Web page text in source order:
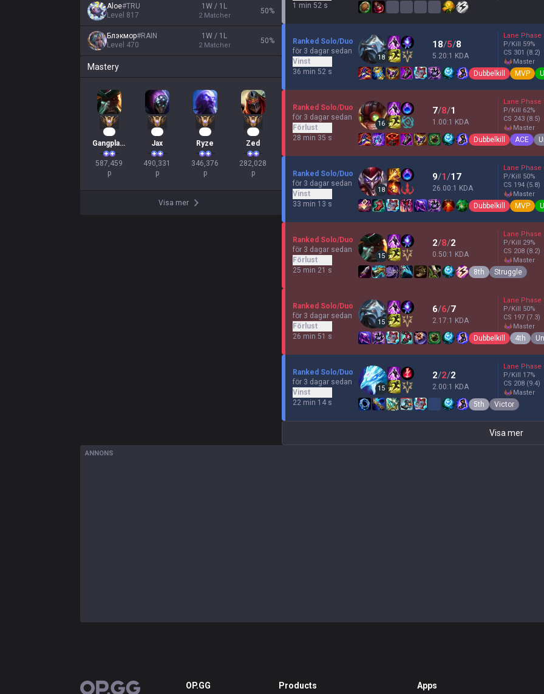
Aloe#TRU
Level 817
1W / 1L
2 Matcher
50%
Блэкмор#RAIN
Level 470
1W / 1L
2 Matcher
50%
Mastery
Gangplank
587,459
p
Jax
490,331
p
Ryze
346,376
p
Zed
282,028
p
Visa mer
1 min 52 s
Ranked Solo/Duo
för 3 dagar sedan
Vinst
36 min 52 s
18
18/5/8
5.20:1 KDA
Lane Phase
P/Kill 59%
CS 301 (8.2)
master
Dubbelkill MVP
Ranked Solo/Duo
för 3 dagar sedan
Förlust
28 min 35 s
16
7/8/1
1.00:1 KDA
Lane Phase
P/Kill 62%
CS 243 (8.5)
master
Dubbelkill ACE
Ranked Solo/Duo
för 3 dagar sedan
Vinst
33 min 13 s
18
9/1/17
26.00:1 KDA
Lane Phase
P/Kill 50%
CS 194 (5.8)
master
Dubbelkill MVP
Ranked Solo/Duo
för 3 dagar sedan
Förlust
25 min 21 s
15
2/8/2
0.50:1 KDA
Lane Phase
P/Kill 29%
CS 208 (8.2)
master
8th Struggle
Ranked Solo/Duo
för 3 dagar sedan
Förlust
26 min 51 s
15
6/6/7
2.17:1 KDA
Lane Phase
P/Kill 50%
CS 197 (7.3)
master
Dubbelkill 4th
Ranked Solo/Duo
för 3 dagar sedan
Vinst
22 min 14 s
15
2/2/2
2.00:1 KDA
Lane Phase
P/Kill 17%
CS 208 (9.4)
master
5th Victor
Visa mer
ANNONS
OP.GG OP.GG Products Apps